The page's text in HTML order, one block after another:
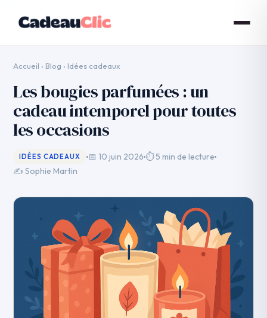
Accueil › Blog › Idées cadeaux
Les bougies parfumées : un
cadeau intemporel pour toutes
les occasions
IDÉES CADEAUX 📅 10 juin 2026 ⏱ 5 min de lecture
✍️ Sophie Martin